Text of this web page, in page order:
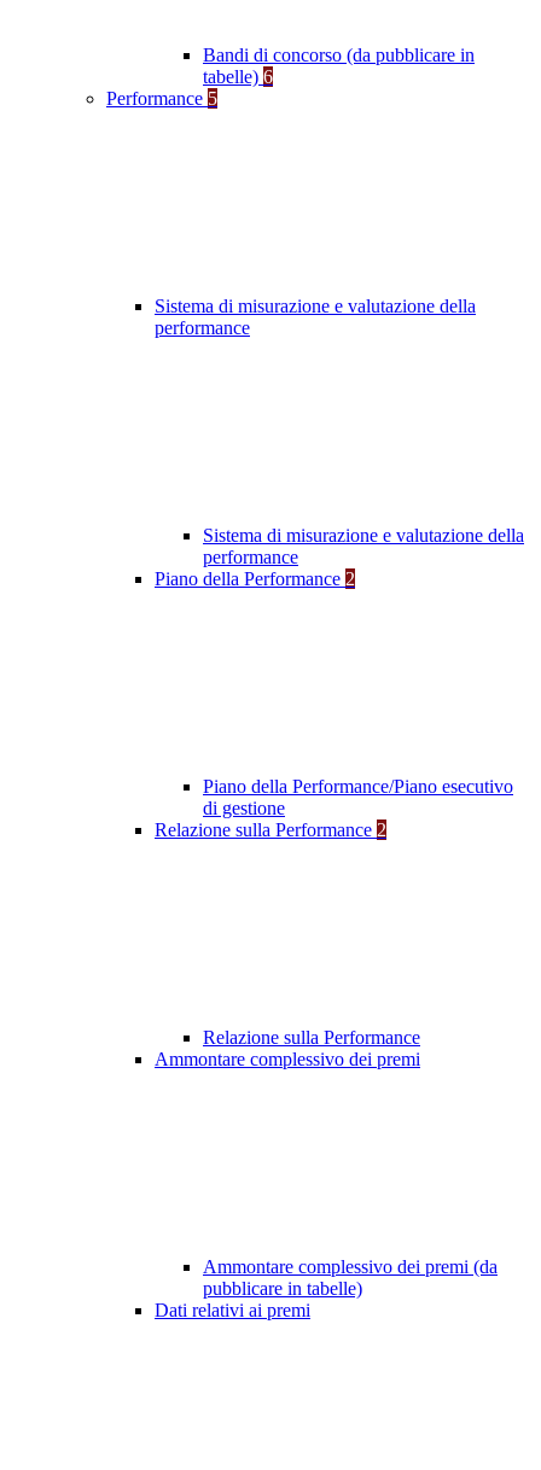
Bandi di concorso (da pubblicare in
tabelle) 6
Performance 5
Sistema di misurazione e valutazione della
performance
Sistema di misurazione e valutazione della
performance
Piano della Performance 2
Piano della Performance/Piano esecutivo
di gestione
Relazione sulla Performance 2
Relazione sulla Performance
Ammontare complessivo dei premi
Ammontare complessivo dei premi (da
pubblicare in tabelle)
Dati relativi ai premi